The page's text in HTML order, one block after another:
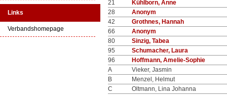
Links
Verbandshomepage
21
Kühlborn, Anne
28
Anonym
42
Grothnes, Hannah
66
Anonym
80
Sinzig, Tabea
95
Schumacher, Laura
96
Hoffmann, Amelie-Sophie
A
Vieker, Jasmin
B
Menzel, Helmut
C
Oltmann, Lina Johanna